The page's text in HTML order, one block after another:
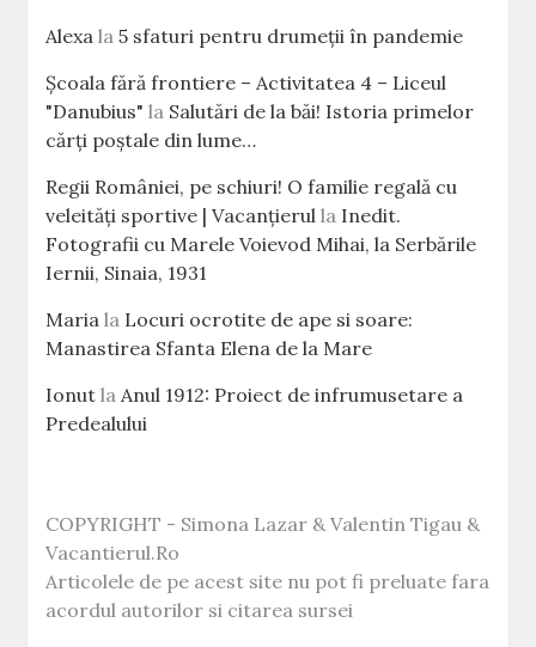
Alexa la5 sfaturi pentru drumeții în pandemie
Școala fără frontiere – Activitatea 4 – Liceul
"Danubius" la Salutări de la băi! Istoria primelor
cărţi poştale din lume…
Regii României, pe schiuri! O familie regală cu
veleităţi sportive | Vacanțierul la Inedit.
Fotografii cu Marele Voievod Mihai, la Serbările
Iernii, Sinaia, 1931
Maria la Locuri ocrotite de ape si soare:
Manastirea Sfanta Elena de la Mare
Ionut la Anul 1912: Proiect de infrumusetare a
Predealului
COPYRIGHT - Simona Lazar & Valentin Tigau &
Vacantierul.Ro
Articolele de pe acest site nu pot fi preluate fara
acordul autorilor si citarea sursei